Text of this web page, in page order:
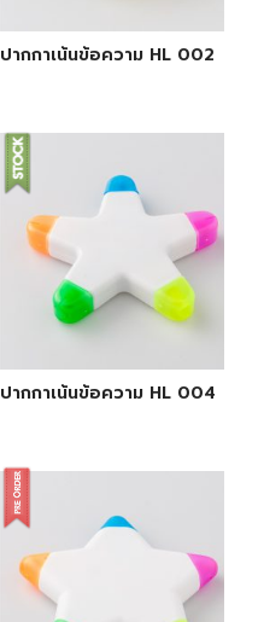
ปากกาเน้นข้อความ HL 002
ปากกาเน้นข้อความ HL 004